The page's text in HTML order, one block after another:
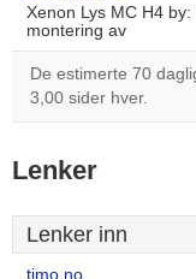
Xenon Lys MC H4
montering av
De estimerte 70
3,00 sider hver.
Lenker
Lenker inn
timo.no